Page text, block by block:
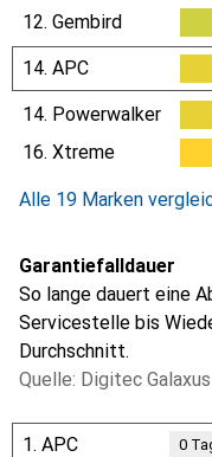
12. Gembird
14. APC
14. Powerwalker
16. Xtreme
Alle 19 Marken
Garantiefalldauer
So lange dauert eine
Servicestelle bis
Durchschnitt.
Quelle: Digitec Galaxus
1. APC 0